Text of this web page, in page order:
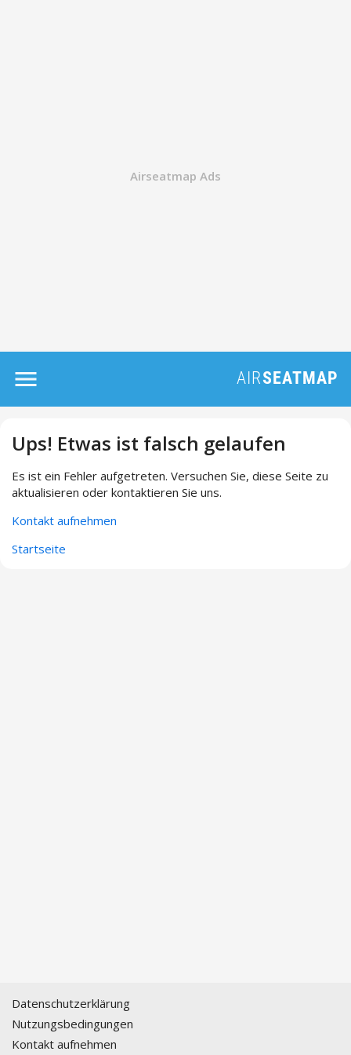
Ups! Etwas ist falsch gelaufen
Es ist ein Fehler aufgetreten. Versuchen Sie, diese Seite zu
aktualisieren oder kontaktieren Sie uns.
Kontakt aufnehmen
Startseite
Datenschutzerklärung
Nutzungsbedingungen
Kontakt aufnehmen